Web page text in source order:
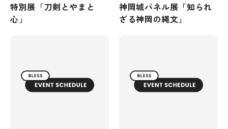
特別展「刀剣とやまと
心」
神岡城パネル展「知られ
ざる神岡の縄文」